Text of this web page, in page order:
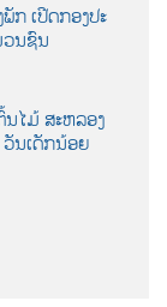
ກ ເປີດກອງປະ
ວນຊົນ
ໄມ້ ສະຫລອງ
ນເດັກນ້ອຍ